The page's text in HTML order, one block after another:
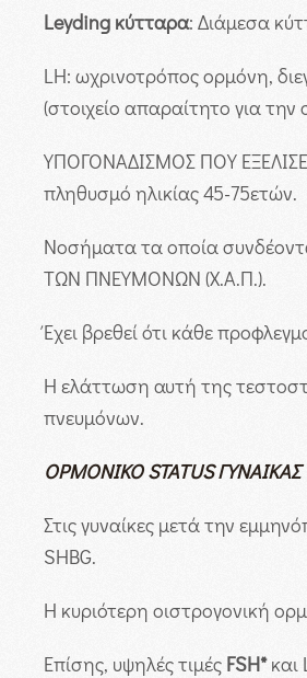
Leyding κύτταρα: Διάμεσα
LH: ωχρινοτρόπος ορμόνη,
(στοιχείο απαραίτητο για
ΥΠΟΓΟΝΑΔΙΣΜΟΣ ΠΟΥ
πληθυσμό ηλικίας 45-75ετών.
Νοσήματα τα οποία
ΤΩΝ ΠΝΕΥΜΟΝΩΝ (Χ.Α.Π.).
Έχει βρεθεί ότι κάθε
Η ελάττωση αυτή της
πνευμόνων.
ΟΡΜΟΝΙΚΟSTATUSΓΥΝΑΙΚΑΣ
Στις γυναίκες μετά την
SHBG.
Η κυριότερη οιστρογονική
Επίσης, υψηλές τιμές FSH*και